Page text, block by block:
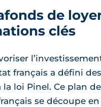
de
clés
français a défini
la loi Pinel. Ce plan
se découpe en